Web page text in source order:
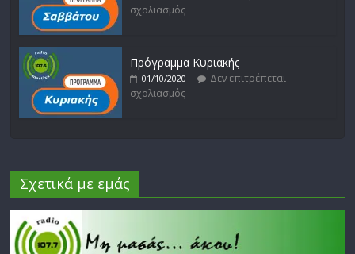
σχολιασμός
Πρόγραμμα Κυριακής
01/10/2020
Δεν επιτρέπεται
σχολιασμός
Σχετικά με εμάς